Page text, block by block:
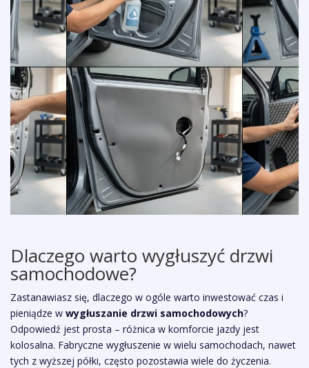
Dlaczego warto wygłuszyć drzwi
samochodowe?
Zastanawiasz się, dlaczego w ogóle warto inwestować czas i
pieniądze w wygłuszanie drzwi samochodowych?
Odpowiedź jest prosta – różnica w komforcie jazdy jest
kolosalna. Fabryczne wygłuszenie w wielu samochodach, nawet
tych z wyższej półki, często pozostawia wiele do życzenia.